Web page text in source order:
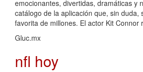
emocionantes, divertidas, dramáticas y
catálogo de la aplicación que, sin duda,
favorita de millones. El actor Kit
Gluc.mx
nfl hoy